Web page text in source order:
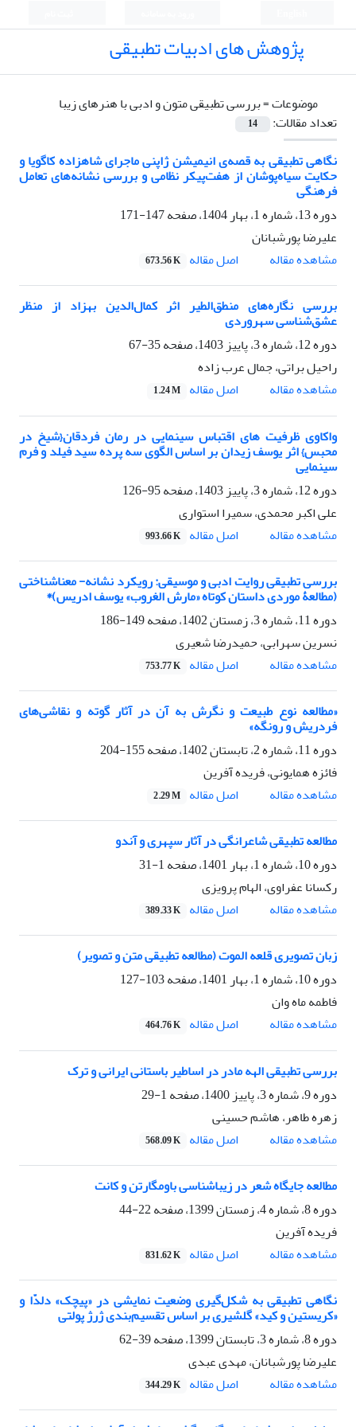
پژوهش های ادبیات تطبیقی
موضوعات =بررسی تطبیقی متون و ادبی با هنرهای زیبا
تعداد مقالات:
14
نگاهی تطبیقی به قصه‌ی انیمیشن ژاپنی ماجرای شاهزاده کاگویا و
حکایت سیاه‌پوشان از هفت‌پیکر نظامی و بررسی نشانه‌های تعامل
فرهنگی
دوره 13، شماره 1، بهار 1404، صفحه
147-171
علیرضا پورشبانان
مشاهده مقاله
اصل مقاله 673.56 K
بررسی نگاره‌‌های منطق‌الطیر اثر کمال‌الدین بهزاد از منظر
عشق‌شناسی سهروردی
دوره 12، شماره 3، پاییز 1403، صفحه
35-67
راحیل براتی، جمال عرب زاده
مشاهده مقاله
اصل مقاله 1.24 M
واکاوی ظرفیت های اقتباس سینمایی در رمان فردقان{شیخ در
محبس} اثر یوسف زیدان بر اساس الگوی سه پرده سید فیلد و فرم
سینمایی
دوره 12، شماره 3، پاییز 1403، صفحه
95-126
علی اکبر محمدی، سمیرا استواری
مشاهده مقاله
اصل مقاله 993.66 K
بررسی تطبیقی روایت ادبی و موسیقی: رویکرد نشانه- معناشناختی
(مطالعۀ موردی داستان کوتاه «مارش الغروب» یوسف ادریس)*
دوره 11، شماره 3، زمستان 1402، صفحه
149-186
نسرین سهرابی، حمیدرضا شعیری
مشاهده مقاله
اصل مقاله 753.77 K
«مطالعه نوع طبیعت و نگرش به آن در آثار گوته و نقاشی‌های
فردریش و رونگه»
دوره 11، شماره 2، تابستان 1402، صفحه
155-204
فائزه همایونی، فریده آفرین
مشاهده مقاله
اصل مقاله 2.29 M
مطالعه تطبیقی شاعرانگی در آثار سپهری و آندو
دوره 10، شماره 1، بهار 1401، صفحه
1-31
رکسانا عفراوی، الهام پرویزی
مشاهده مقاله
اصل مقاله 389.33 K
زبان تصویری قلعه الموت (مطالعه تطبیقی متن و تصویر)
دوره 10، شماره 1، بهار 1401، صفحه
103-127
فاطمه ماه وان
مشاهده مقاله
اصل مقاله 464.76 K
بررسی تطبیقی الهه مادر در اساطیر باستانی ایرانی و ترک
دوره 9، شماره 3، پاییز 1400، صفحه
1-29
زهره طاهر، هاشم حسینی
مشاهده مقاله
اصل مقاله 568.09 K
مطالعه جایگاه شعر در زیباشناسی باومگارتن و کانت
دوره 8، شماره 4، زمستان 1399، صفحه
22-44
فریده آفرین
مشاهده مقاله
اصل مقاله 831.62 K
نگاهی تطبیقی به شکل‌گیری وضعیت نمایشی در «پیچک» دلدّا و
«کریستین و کید» گلشیری بر اساس تقسیم‌بندی ژرژ پولتی
دوره 8، شماره 3، تابستان 1399، صفحه
39-62
علیرضا پورشبانان، مهدی عبدی
مشاهده مقاله
اصل مقاله 344.29 K